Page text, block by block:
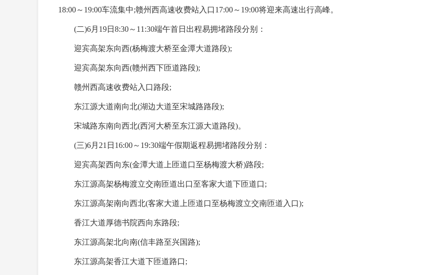
18:00～19:00车流集中;赣州西高速收费站入口17:00～19:00将迎来高速出行高峰。
(二)6月19日8:30～11:30端午首日出程易拥堵路段分别：
迎宾高架东向西(杨梅渡大桥至金潭大道路段);
迎宾高架东向西(赣州西下匝道路段);
赣州西高速收费站入口路段;
东江源大道南向北(湖边大道至宋城路路段);
宋城路东南向西北(西河大桥至东江源大道路段)。
(三)6月21日16:00～19:30端午假期返程易拥堵路段分别：
迎宾高架西向东(金潭大道上匝道口至杨梅渡大桥)路段;
东江源高架杨梅渡立交南匝道出口至客家大道下匝道口;
东江源高架南向西北(客家大道上匝道口至杨梅渡立交南匝道入口);
香江大道厚德书院西向东路段;
东江源高架北向南(信丰路至兴国路);
东江源高架香江大道下匝道路口;